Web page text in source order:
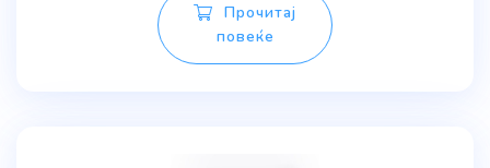
Прочитај
повеќе